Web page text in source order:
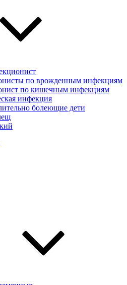
по врожденным инфекциям
по кишечным инфекциям
инфекция
болеющие дети